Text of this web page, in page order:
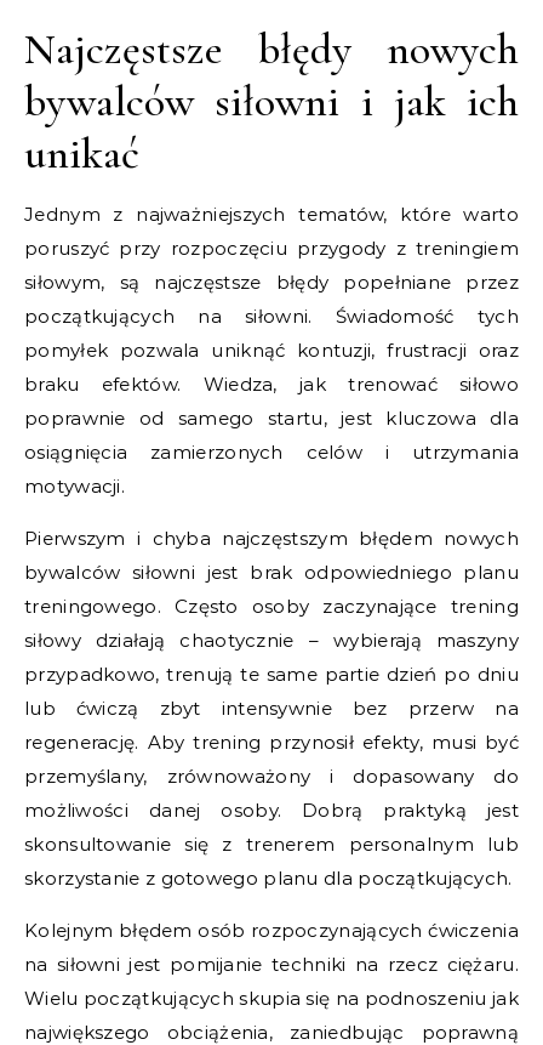
Najczęstsze błędy nowych
bywalców siłowni i jak ich
unikać
Jednym z najważniejszych tematów, które warto
poruszyć przy rozpoczęciu przygody z treningiem
siłowym, są najczęstsze błędy popełniane przez
początkujących na siłowni. Świadomość tych
pomyłek pozwala uniknąć kontuzji, frustracji oraz
braku efektów. Wiedza, jak trenować siłowo
poprawnie od samego startu, jest kluczowa dla
osiągnięcia zamierzonych celów i utrzymania
motywacji.
Pierwszym i chyba najczęstszym błędem nowych
bywalców siłowni jest brak odpowiedniego planu
treningowego. Często osoby zaczynające trening
siłowy działają chaotycznie – wybierają maszyny
przypadkowo, trenują te same partie dzień po dniu
lub ćwiczą zbyt intensywnie bez przerw na
regenerację. Aby trening przynosił efekty, musi być
przemyślany, zrównoważony i dopasowany do
możliwości danej osoby. Dobrą praktyką jest
skonsultowanie się z trenerem personalnym lub
skorzystanie z gotowego planu dla początkujących.
Kolejnym błędem osób rozpoczynających ćwiczenia
na siłowni jest pomijanie techniki na rzecz ciężaru.
Wielu początkujących skupia się na podnoszeniu jak
największego obciążenia, zaniedbując poprawną